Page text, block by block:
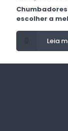
escolher a
Leia